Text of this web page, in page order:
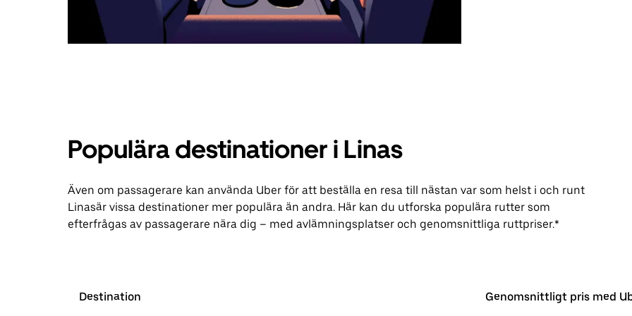
Populära destinationer i Linas
Även om passagerare kan använda Uber för att beställa en resa till nästan var som helst i och runt
Linasär vissa destinationer mer populära än andra. Här kan du utforska populära rutter som
efterfrågas av passagerare nära dig – med avlämningsplatser och genomsnittliga ruttpriser.*
Destination Genomsnittligt pris med